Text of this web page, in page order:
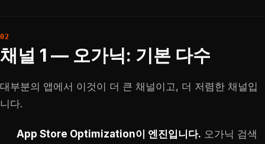
채널 1 — 오가닉: 기본 다수
대부분의 앱에서 이것이 더 큰 채널이고, 더 저렴한 채널입
니다.
App Store Optimization이 엔진입니다. 오가닉 검색